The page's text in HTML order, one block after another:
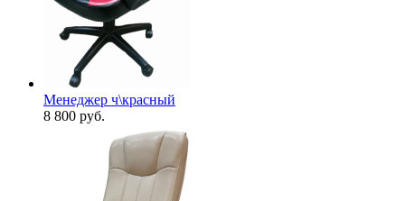
Менеджер ч\красный
8 800 руб.